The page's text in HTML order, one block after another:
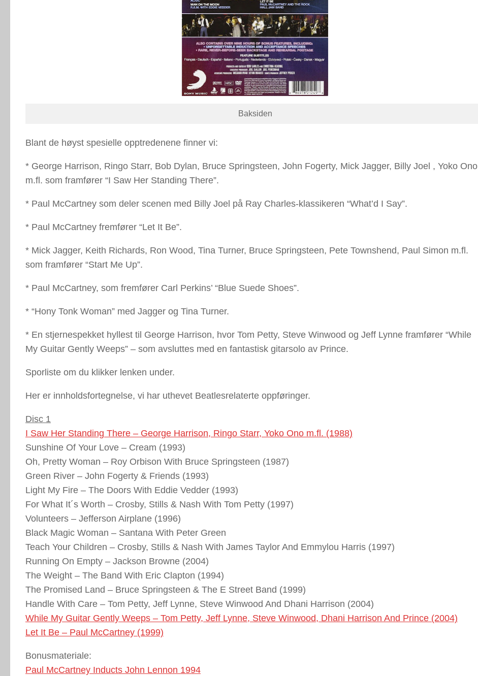
Baksiden
Blant de høyst spesielle opptredenene finner vi:
* George Harrison, Ringo Starr, Bob Dylan, Bruce Springsteen, John Fogerty, Mick Jagger, Billy Joel , Yoko Ono
m.fl. som framfører “I Saw Her Standing There”.
* Paul McCartney som deler scenen med Billy Joel på Ray Charles-klassikeren “What’d I Say”.
* Paul McCartney fremfører “Let It Be”.
* Mick Jagger, Keith Richards, Ron Wood, Tina Turner, Bruce Springsteen, Pete Townshend, Paul Simon m.fl.
som framfører “Start Me Up”.
* Paul McCartney, som fremfører Carl Perkins’ “Blue Suede Shoes”.
* “Hony Tonk Woman” med Jagger og Tina Turner.
* En stjernespekket hyllest til George Harrison, hvor Tom Petty, Steve Winwood og Jeff Lynne framfører “While
My Guitar Gently Weeps” – som avsluttes med en fantastisk gitarsolo av Prince.
Sporliste om du klikker lenken under.
Her er innholdsfortegnelse, vi har uthevet Beatlesrelaterte oppføringer.
Disc 1
I Saw Her Standing There – George Harrison, Ringo Starr, Yoko Ono m.fl. (1988)
Sunshine Of Your Love – Cream (1993)
Oh, Pretty Woman – Roy Orbison With Bruce Springsteen (1987)
Green River – John Fogerty & Friends (1993)
Light My Fire – The Doors With Eddie Vedder (1993)
For What It´s Worth – Crosby, Stills & Nash With Tom Petty (1997)
Volunteers – Jefferson Airplane (1996)
Black Magic Woman – Santana With Peter Green
Teach Your Children – Crosby, Stills & Nash With James Taylor And Emmylou Harris (1997)
Running On Empty – Jackson Browne (2004)
The Weight – The Band With Eric Clapton (1994)
The Promised Land – Bruce Springsteen & The E Street Band (1999)
Handle With Care – Tom Petty, Jeff Lynne, Steve Winwood And Dhani Harrison (2004)
While My Guitar Gently Weeps – Tom Petty, Jeff Lynne, Steve Winwood, Dhani Harrison And Prince (2004)
Let It Be – Paul McCartney (1999)
Bonusmateriale:
Paul McCartney Inducts John Lennon 1994